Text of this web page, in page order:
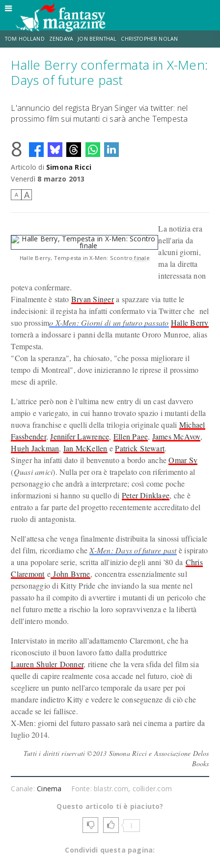
TOM HOLLAND ZENDAYA JON BERNTHAL CHRISTOPHER NOLAN
STRANIMONDI LUCCA COMICS & GAMES ODISSEA JACOB BATALON
Halle Berry confermata in X-Men:
Days of future past
L'annuncio del regista Bryan Singer via twitter: nel
prossimo film sui mutanti ci sarà anche Tempesta
8
Articolo di Simona Ricci
Venerdì 8 marzo 2013
A A
Halle Berry, Tempesta in X-Men: Scontro finale
La notizia era
nell'aria da
alcuni giorni,
ma la diretta
interessata non
poteva confermare.
Finalmente è stato Bryan Singera spazzare via tutte le
indecisioni: il regista ha infatti confermato via Twitter che nel
suo prossimo X-Men: Giorni di un futuro passato Halle Berry
tornerà a indossare i panni della mutante Ororo Munroe, alias
Tempesta.
"Con la speranza", ha chiosato, "che possa migliorare il
tempo di Montreal", dove inizieranno le riprese il prossimo
mese di aprile.
L'attrice però non è l'ultima new entry di un cast davvero
ampio e variegato, in cui hanno trovato spazio i mutanti della
nuova franchise e quelli della trilogia originale quali Michael
Fassbender,Jennifer Lawrence, Ellen Page, James McAvoy,
Hugh Jackman, Ian McKellen ePatrick Stewart.
Singer ha infatti dato il benvenuto a bordo ancheOmar Sy
(Quasi amici). Nulla per ora è trapelato con riferimento al
personaggio che andrà a interpretare; così come poche
informazioni si hanno su quello di Peter Dinklage, che è
entrato a far parte del progetto recentemente accreditato del
ruolo di antagonista.
Nell'attesa che venga finalmente distribuita la sinossi ufficiale
del film, ricordiamo che X-Men: Days of future pastè ispirato
a una popolare serie, scritta all'inizio degli anni '80 da Chris
Claremonte John Byrne, concentra essenzialmente sul
personaggio di Kitty Pride che inviando la sua mente nel
passato ha il compito di avvertire i mutanti di un pericolo che
nel futuro mette a rischio la loro sopravvivenza e la libertà
dell'intero mondo.
Intervistato in merito all'adattamento Claremont, che ha
riconosciuto il buon lavoro fatto dalla produttrice
Lauren Shuler Donner, ritiene che la vera sfida del film sia
quelle di capire realmente cosa accade nel futuro, cioè di
scegliere un punto nell'arco temporale da usare per poi
mandare indietro Kitty e vedere le conseguenze di ciò che
accade se lei fallisce.
X-Men: giorni del futuro passato sarà nei cinema a partire da
luglio 2014.
Tutti i diritti riservati ©2013 Simona Ricci e Associazione Delos
Books
Canale:Cinema
Fonte: blastr.com, collider.com
Questo articolo ti è piaciuto?
1
Condividi questa pagina: